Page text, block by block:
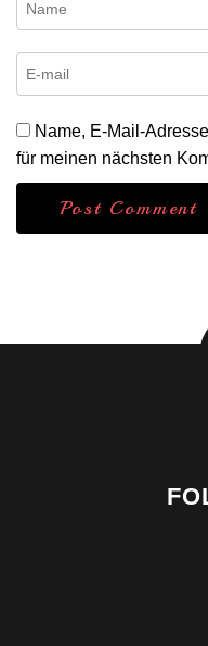
Name, E-Mail-
für meinen nächsten